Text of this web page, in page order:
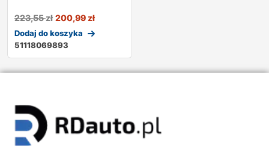
223,55zł 200,99zł
Dodaj do koszyka
51118069893